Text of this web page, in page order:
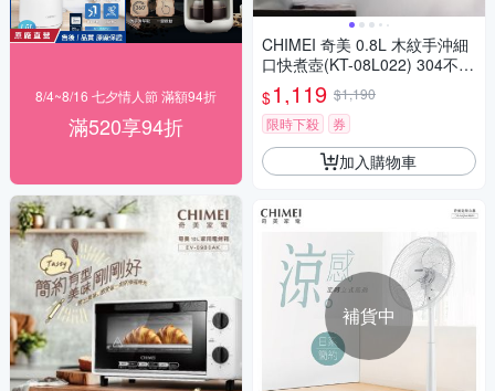
8/4~8/16 七夕情人節 滿額94折
滿520享94折
CHIMEI 奇美 0.8L 木紋手沖細
口快煮壺(KT-08L022) 304不鏽
鋼內膽 多重保護 分離式底座
$1,119 $1,190
限時下殺
券
加入購物車
補貨中